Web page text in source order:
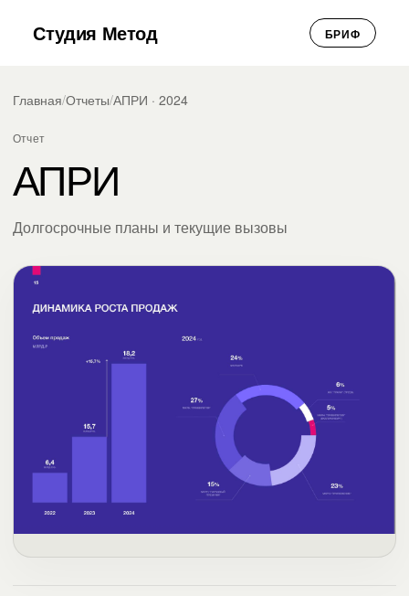
Студия Метод БРИФ
Главная/Отчеты/АПРИ · 2024
Отчет
АПРИ
Долгосрочные планы и текущие вызовы